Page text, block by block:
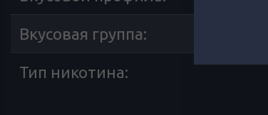
Вкусовая группа:
Тип никотина: